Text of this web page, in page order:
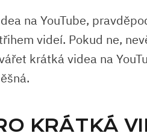
na YouTube,
videí. Pokud ne,
krátká videa na
KRÁTKÁ